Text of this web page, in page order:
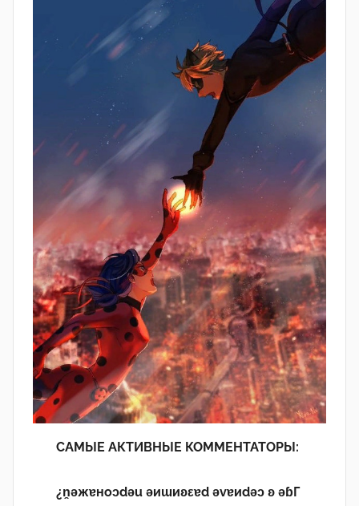
САМЫЕ АКТИВНЫЕ КОММЕНТАТОРЫ:
¿n̯ǝжɐноɔdǝu ǝиɯиʚεɐd ǝvɐиdǝɔ ʚ ǝɓГ